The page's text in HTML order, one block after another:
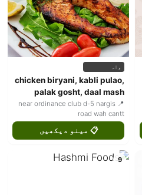
واہ
chicken biryani, kabli pulao,
palak gosht, daal mash
📍 near ordinance club d-5 nargis
road wah cantt
📋 مینو دیکھیں
9